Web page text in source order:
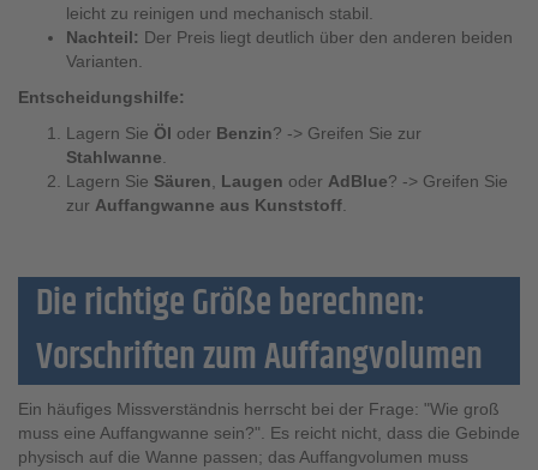
leicht zu reinigen und mechanisch stabil.
Nachteil: Der Preis liegt deutlich über den anderen beiden
Varianten.
Entscheidungshilfe:
Lagern Sie Öl oder Benzin? -> Greifen Sie zur
Stahlwanne
Lagern Sie Säuren Laugen oder AdBlue? -> Greifen Sie
zur Auffangwanne aus Kunststoff
Die richtige Größe berechnen:
Vorschriften zum Auffangvolumen
Ein häufiges Missverständnis herrscht bei der Frage: "Wie groß
muss eine Auffangwanne sein?". Es reicht nicht, dass die Gebinde
physisch auf die Wanne passen; das Auffangvolumen muss